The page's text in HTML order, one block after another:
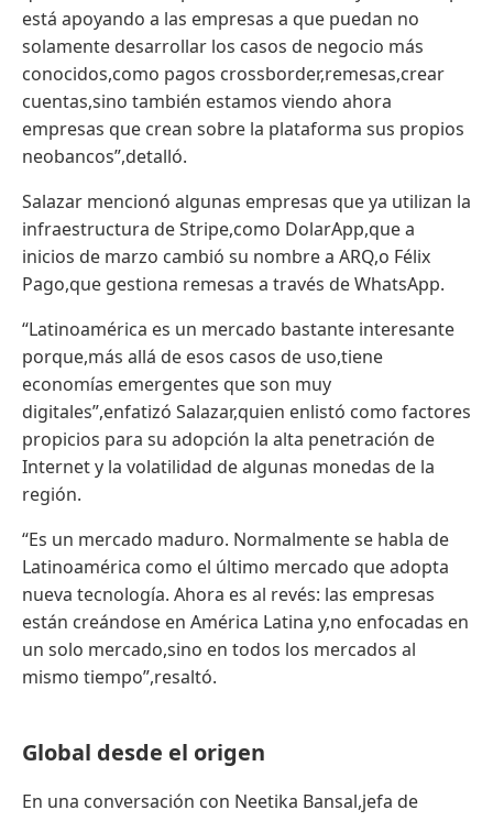
está apoyando a las empresas a que puedan no
solamente desarrollar los casos de negocio más
conocidos,como pagos crossborder,remesas,crear
cuentas,sino también estamos viendo ahora
empresas que crean sobre la plataforma sus propios
neobancos”,detalló.
Salazar mencionó algunas empresas que ya utilizan la
infraestructura de Stripe,como DolarApp,que a
inicios de marzo cambió su nombre a ARQ,o Félix
Pago,que gestiona remesas a través de WhatsApp.
“Latinoamérica es un mercado bastante interesante
porque,más allá de esos casos de uso,tiene
economías emergentes que son muy
digitales”,enfatizó Salazar,quien enlistó como factores
propicios para su adopción la alta penetración de
Internet y la volatilidad de algunas monedas de la
región.
“Es un mercado maduro. Normalmente se habla de
Latinoamérica como el último mercado que adopta
nueva tecnología. Ahora es al revés: las empresas
están creándose en América Latina y,no enfocadas en
un solo mercado,sino en todos los mercados al
mismo tiempo”,resaltó.
Global desde el origen
En una conversación con Neetika Bansal,jefa de